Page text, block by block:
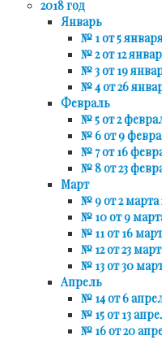
2018 год
Январь
№ 1 от 5
№ 2 от 12
№ 3 от 19
№ 4 от 26
Февраль
№ 5 от 2
№ 6 от 9
№ 7 от 16
№ 8 от 23
Март
№ 9 от 2 марта
№ 10 от 9
№ 11 от 16
№ 12 от 23
№ 13 от 30
Апрель
№ 14 от 6
№ 15 от 13
№ 16 от 20